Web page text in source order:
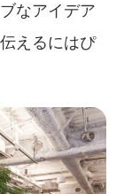
なアイデア
えるにはぴ